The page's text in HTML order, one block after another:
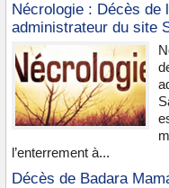
Nécrologie : Décès de
administrateur du site
l’enterrement à...
Décès de Badara